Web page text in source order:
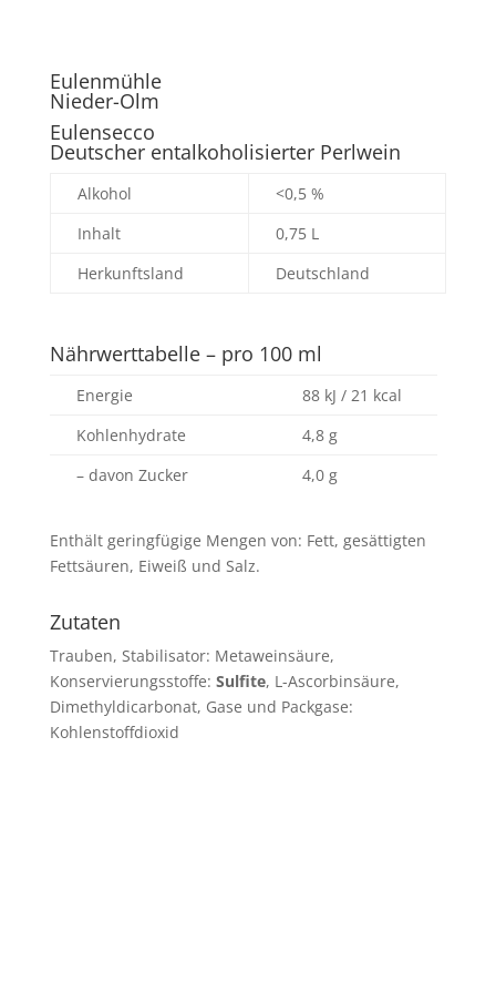
Eulenmühle
Nieder-Olm
Eulensecco
Deutscher entalkoholisierter Perlwein
Alkohol
<0,5 %
Inhalt
0,75 L
Herkunftsland
Deutschland
Nährwerttabelle – pro 100 ml
Energie
88 kJ / 21 kcal
Kohlenhydrate
4,8 g
– davon Zucker
4,0 g
Enthält geringfügige Mengen von: Fett, gesättigten
Fettsäuren, Eiweiß und Salz.
Zutaten
Trauben, Stabilisator: Metaweinsäure,
Konservierungsstoffe: Sulfite, L-Ascorbinsäure,
Dimethyldicarbonat, Gase und Packgase:
Kohlenstoffdioxid